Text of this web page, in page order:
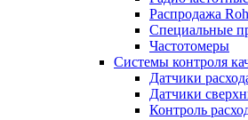
Распродажа
Специальные
Частотомеры
Системы контроля
Датчики
Датчики
Контроль